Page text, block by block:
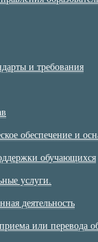
и требования
обеспечение и
обучающихся
услуги.
деятельность
или перевода